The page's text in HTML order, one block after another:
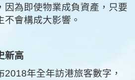
因為即使物業成負資產，只要
不會構成大影響。
新高
年全年訪港旅客數字，